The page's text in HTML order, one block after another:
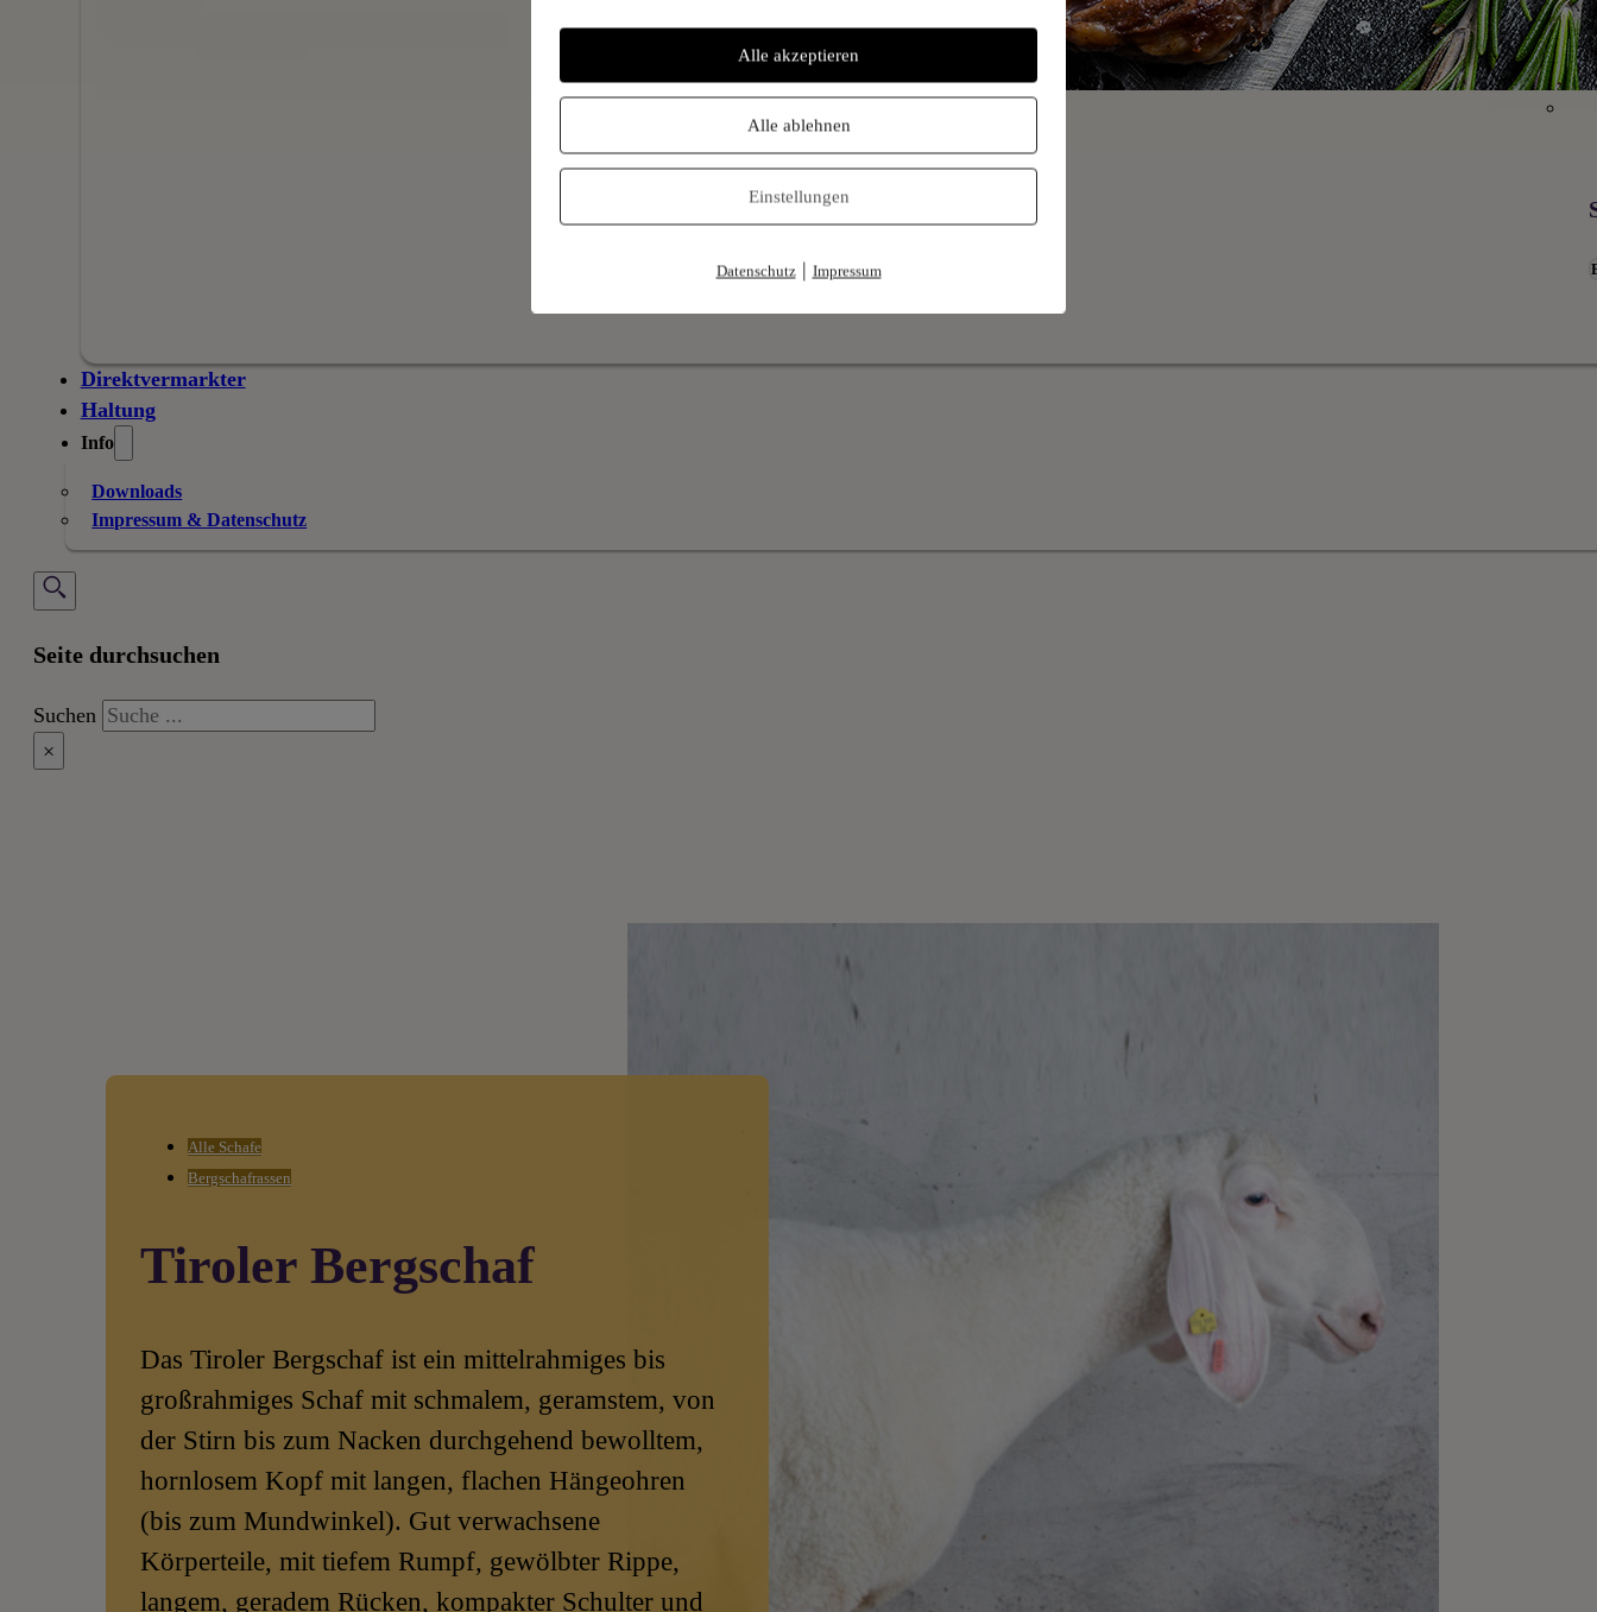
Lamm- und Kitzfleisch
Direktvermarkter
Haltung
Info
Downloads
Impressum & Datenschutz
Seite durchsuchen
Suchen
×
Alle Schafe
Bergschafrassen
Tiroler Bergschaf
Das Tiroler Bergschaf ist ein mittelrahmiges bis
großrahmiges Schaf mit schmalem, geramstem, von
der Stirn bis zum Nacken durchgehend bewolltem,
hornlosem Kopf mit langen, flachen Hängeohren
(bis zum Mundwinkel). Gut verwachsene
Körperteile, mit tiefem Rumpf, gewölbter Rippe,
langem, geradem Rücken, kompakter Schulter und
Alle akzeptieren
Alle ablehnen
Einstellungen
Datenschutz| Impressum